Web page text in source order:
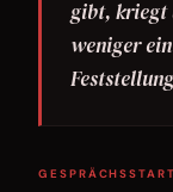
gibt, kriegt
weniger